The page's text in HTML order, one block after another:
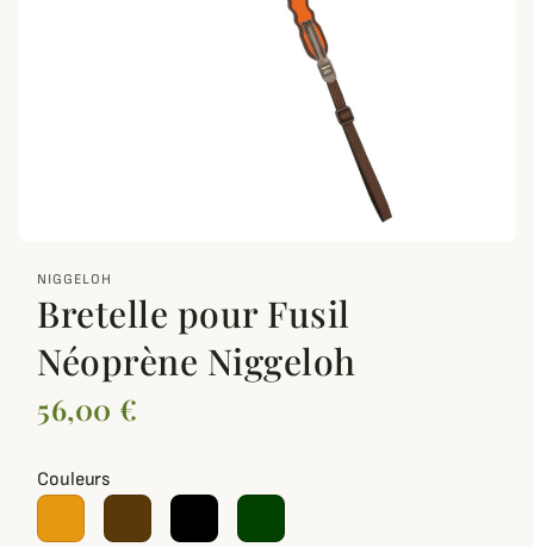
NIGGELOH
Bretelle pour Fusil
Néoprène Niggeloh
56,00 €
Couleurs